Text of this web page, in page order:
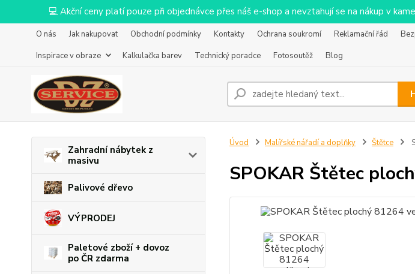
💻 Akční ceny platí pouze při objednávce přes náš e-shop a nevztahují se na nákup v
O nás Jak nakupovat Obchodní podmínky Kontakty Ochrana soukromí Reklamační řád
Inspirace v obraze
Kalkulačka barev Technický poradce Fotosoutěž Blog
Zahradní nábytek z
masivu
Palivové dřevo
VÝPRODEJ
Paletové zboží + dovoz
po ČR zdarma
Úvod Malířské nářadí a doplňky Štětce
SPOKAR Štětec